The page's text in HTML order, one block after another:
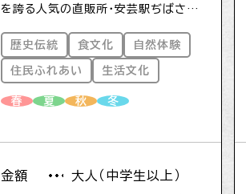
を誇る人気の直販所・安芸駅ぢばさん
市場へ。自然の恩恵を受けて育った地
元野菜や獲れたての魚などの地場産品
のお買い物をお楽しみ下さい。
歴史伝統 食文化 自然体験
住民ふれあい 生活文化
春 夏 秋 冬
金額
大人（中学生以上）